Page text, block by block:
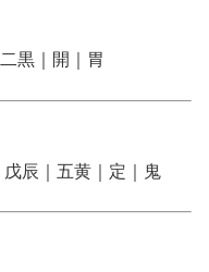
二黒｜開｜胃
戊辰｜五黄｜定｜鬼